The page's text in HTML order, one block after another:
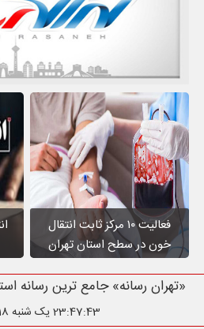
فعالیت ۱۰ مرکز ثابت انتقال
خون در سطح استان تهران
«تهران رسانه» جامع ترین رسانه
23:47:44یک شنبه 1405/05/18